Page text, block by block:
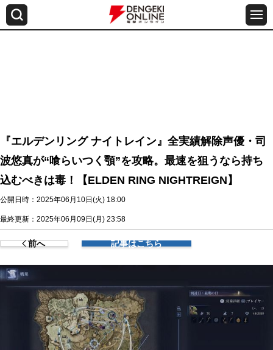
『エルデンリング ナイトレイン』全実績解除声優・司
波悠真が“喰らいつく顎”を攻略。最速を狙うなら持ち
込むべきは毒！【ELDEN RING NIGHTREIGN】
公開日時：2025年06月10日(火) 18:00
最終更新：2025年06月09日(月) 23:58
前へ 記事はこちら